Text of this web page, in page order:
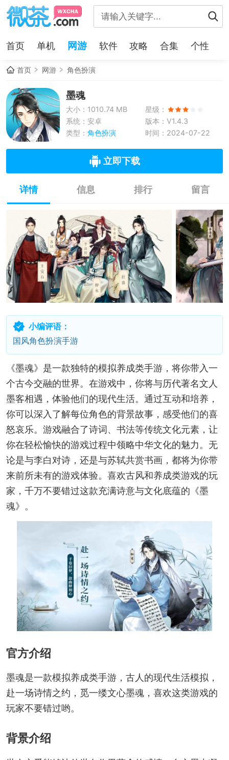
首页 单机 网游 软件 攻略 合集 个性
首页 网游 角色扮演
墨魂
大小：1010.74 MB
星级：
系统：安卓
版本：V1.4.3
类型： 角色扮演 时间：2024-07-22
立即下载
详情 信息 排行 留言
小编评语：
国风角色扮演手游
《墨魂》是一款独特的模拟养成类手游，将你带入一
个古今交融的世界。在游戏中，你将与历代著名文人
墨客相遇，体验他们的现代生活。通过互动和培养，
你可以深入了解每位角色的背景故事，感受他们的喜
怒哀乐。游戏融合了诗词、书法等传统文化元素，让
你在轻松愉快的游戏过程中领略中华文化的魅力。无
论是与李白对诗，还是与苏轼共赏书画，都将为你带
来前所未有的游戏体验。喜欢古风和养成类游戏的玩
家，千万不要错过这款充满诗意与文化底蕴的《墨
魂》。
官方介绍
墨魂是一款模拟养成类手游，古人的现代生活模拟，
赴一场诗情之约，觅一缕文心墨魂，喜欢这类游戏的
玩家不要错过哟。
背景介绍